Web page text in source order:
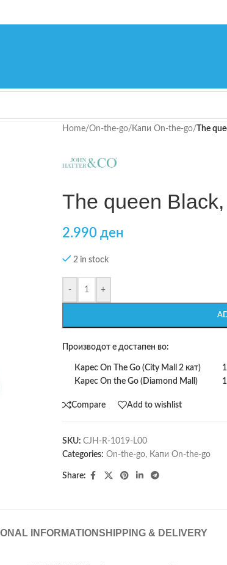
Home/On-the-go/ Капи On-the-go/ The
The queen
2.990 ден
2 in stock
- +
Производот е достапен во:
Карес On The Go (City Mall 2 кат)
1
Карес On the Go (Diamond Mall)
1
Compare Add to wishlist
SKU: CJH-R-1019-L00
Categories: On-the-go, Капи On-the-go
Share:
INFORMATIONSHIPPING & DELIVERY